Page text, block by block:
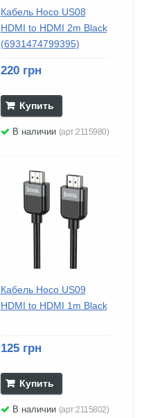
Кабель Hoco US08
HDMI to HDMI 2m Black
(6931474799395)
220 грн
Купить
В наличии (арт:2115980)
Кабель Hoco US09
HDMI to HDMI 1m Black
125 грн
Купить
В наличии (арт:2115802)